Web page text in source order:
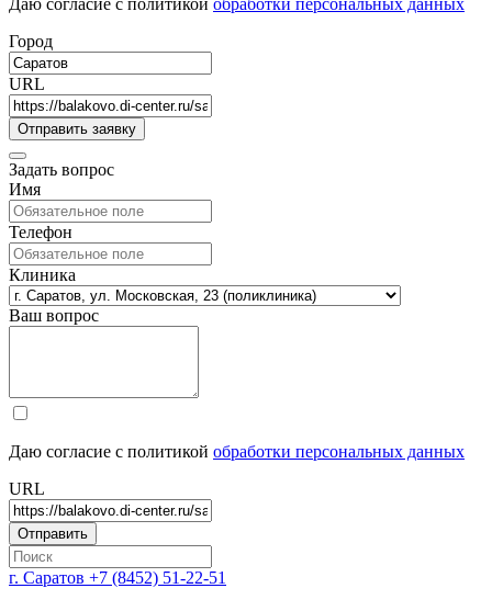
Даю согласие с политикой обработки персональных данных
Город
URL
Задать вопрос
Имя
Телефон
Клиника
Ваш вопрос
Даю согласие с политикой обработки персональных данных
URL
г. Саратов +7 (8452) 51-22-51